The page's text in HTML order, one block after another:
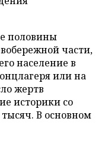
половины
части,
население в
или на
жертв
историки со
В основном